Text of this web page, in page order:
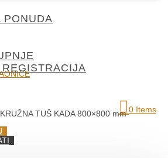
PONUDA
0 Items
TUŠ KADA 800×800 mm